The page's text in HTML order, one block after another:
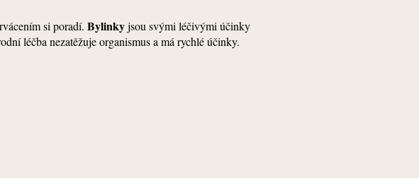
si poradí. Bylinkyjsou svými léčivými účinky
léčba nezatěžuje organismus a má rychlé účinky.